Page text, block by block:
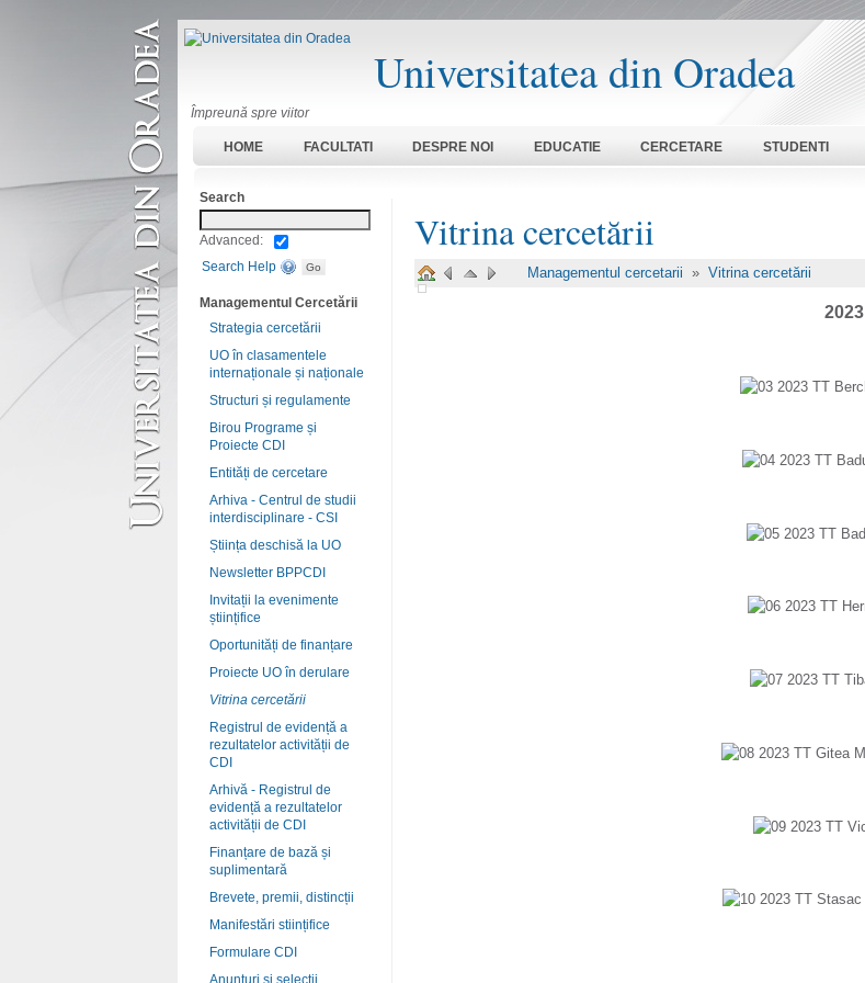
Universitatea din Oradea
Împreună spre viitor
HOME FACULTATI DESPRE NOI EDUCATIE CERCETARE STUDENTI
Vitrina cercetării
Managementul cercetarii » Vitrina cercetării
2023
Search
Advanced:
Search Help
Managementul Cercetării
Strategia cercetării
UO în clasamentele
internaționale și naționale
Structuri și regulamente
Birou Programe și
Proiecte CDI
Entități de cercetare
Arhiva - Centrul de studii
interdisciplinare - CSI
Știința deschisă la UO
Newsletter BPPCDI
Invitații la evenimente
științifice
Oportunități de finanțare
Proiecte UO în derulare
Vitrina cercetării
Registrul de evidență a
rezultatelor activității de
CDI
Arhivă - Registrul de
evidență a rezultatelor
activității de CDI
Finanțare de bază și
suplimentară
Brevete, premii, distincții
Manifestări stiințifice
Formulare CDI
Anunțuri și selecții